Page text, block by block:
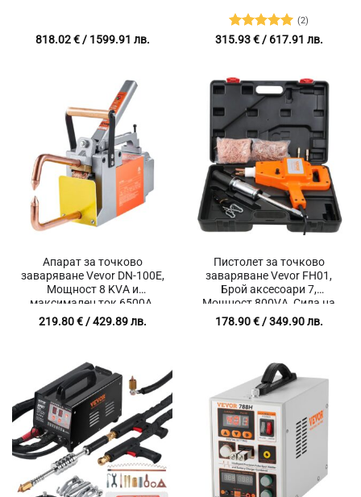
818.02€/ 1599.91 лв.
Регулируем ток 500-2500A
Оценено с
(2)
315.93€/ 617.91 лв.
Апарат за точково
заваряване Vevor DN-100E,
Мощност 8 KVA и
максимален ток 6500A,
Дебелина до 3 мм,
Захранване 220V
219.80€/ 429.89 лв.
Пистолет за точково
заваряване Vevor FH01,
Брой аксесоари 7,
Мощност 800VA, Сила на
тока 1600A
178.90€/ 349.90 лв.